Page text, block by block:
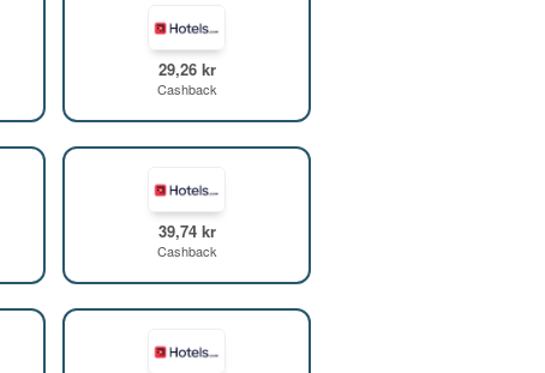
29,26 kr
Cashback
39,74 kr
Cashback